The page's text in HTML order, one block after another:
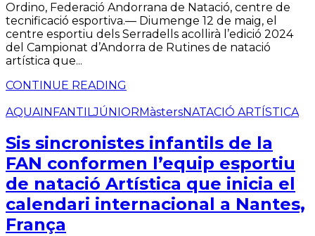
Ordino, Federació Andorrana de Natació, centre de
tecnificació esportiva.— Diumenge 12 de maig, el
centre esportiu dels Serradells acollirà l’edició 2024
del Campionat d’Andorra de Rutines de natació
artística que...
CONTINUE READING
AQUAINFANTILJÚNIOR MàstersNATACIÓ ARTÍSTICA
Sis sincronistes infantils de la
FAN conformen l’equip esportiu
de natació Artística que inicia el
calendari internacional a Nantes,
França